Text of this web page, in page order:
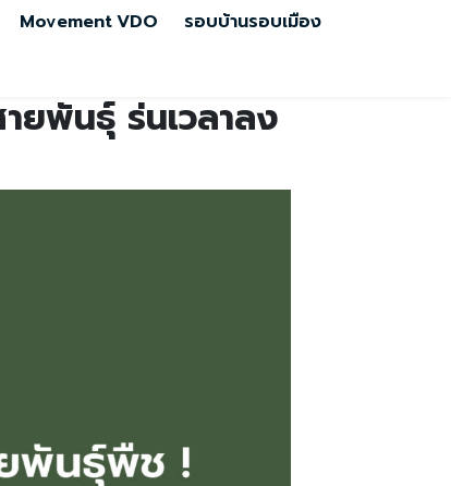
MovementVDO รอบบ้านรอบเมือง
ยพันธุ์ ร่นเวลาลง